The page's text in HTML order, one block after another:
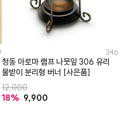
346
청동 아로마 램프 나뭇잎 306 유리
물받이 분리형 버너 [사은품]
12,000
18% 9,900